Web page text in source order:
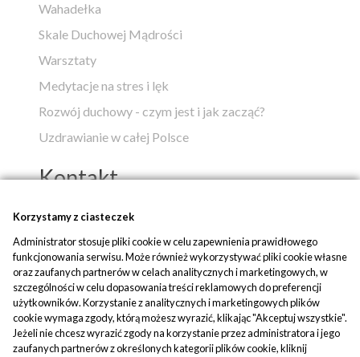
Wahadełka
Skale Duchowej Mądrości
Warsztaty
Medytacje na stres i lęk
Rozwój duchowy - czym jest i jak zacząć?
Uzdrawianie w całej Polsce
Kontakt
Popko - Centrum Medytacji i Uzdrawiania
ul. Piaskowa 1
42-700 Rusinowice
tel:+48 509 580 042
mail:biuro@popko.pl
Media społecznościowe:
Korzystamy z ciasteczek
Administrator stosuje pliki cookie w celu zapewnienia prawidłowego
funkcjonowania serwisu. Może również wykorzystywać pliki cookie własne
oraz zaufanych partnerów w celach analitycznych i marketingowych, w
szczególności w celu dopasowania treści reklamowych do preferencji
użytkowników. Korzystanie z analitycznych i marketingowych plików
cookie wymaga zgody, którą możesz wyrazić, klikając "Akceptuj wszystkie".
Jeżeli nie chcesz wyrazić zgody na korzystanie przez administratora i jego
zaufanych partnerów z określonych kategorii plików cookie, kliknij